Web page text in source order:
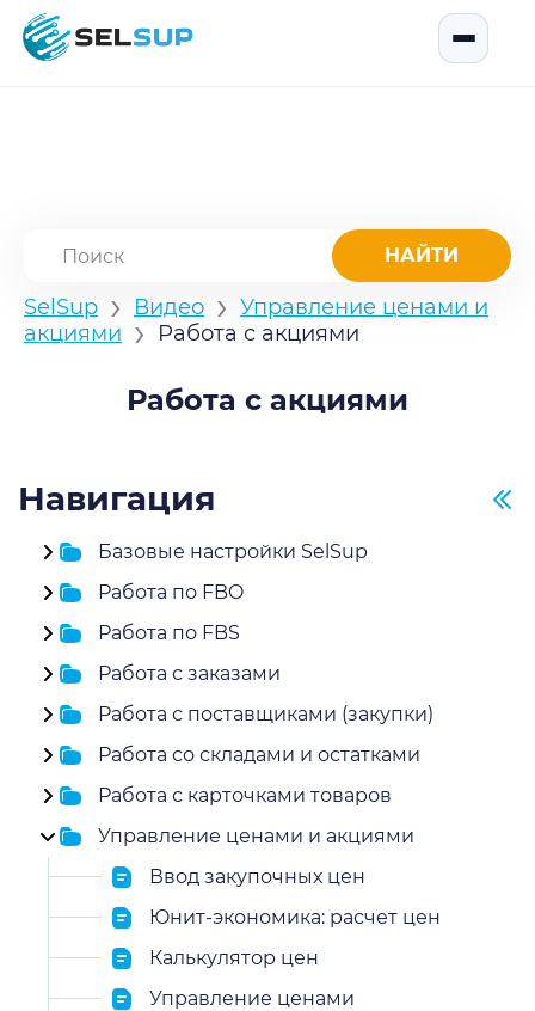
SelSup
SelSup › Видео › Управление ценами и
акциями › Работа с акциями
Работа с акциями
Навигация
Базовые настройки SelSup
Работа по FBO
Работа по FBS
Работа с заказами
Работа с поставщиками (закупки)
Работа со складами и остатками
Работа с карточками товаров
Управление ценами и акциями
Ввод закупочных цен
Юнит-экономика: расчет цен
Калькулятор цен
Управление ценами